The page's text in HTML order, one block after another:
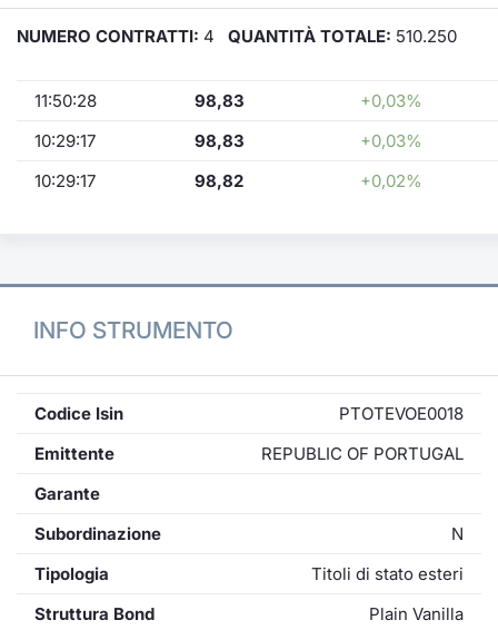
NUMERO CONTRATTI: 4 QUANTITÀ TOTALE: 510.250
11:50:28 98,83
+0,03%
10:29:17
98,83
+0,03%
10:29:17
98,82 +0,02%
INFO STRUMENTO
Codice Isin
PTOTEVOE0018
Emittente
REPUBLIC OF PORTUGAL
Garante
Subordinazione
N
Tipologia
Titoli di stato esteri
Struttura Bond
Plain Vanilla